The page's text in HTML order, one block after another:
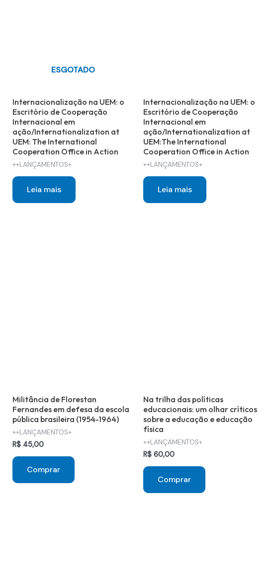
ESGOTADO
Internacionalização na UEM: o
Escritório de Cooperação
Internacional em
ação/Internationalization at
UEM: The International
Cooperation Office in Action
++LANÇAMENTOS+
Leia mais
Internacionalização na UEM: o
Escritório de Cooperação
Internacional em
ação/Internationalization at
UEM:The International
Cooperation Office in Action
++LANÇAMENTOS+
Leia mais
Militância de Florestan
Fernandes em defesa da escola
pública brasileira (1954-1964)
++LANÇAMENTOS+
R$45,00
Comprar
Na trilha das políticas
educacionais: um olhar críticos
sobre a educação e educação
física
++LANÇAMENTOS+
R$ 60,00
Comprar